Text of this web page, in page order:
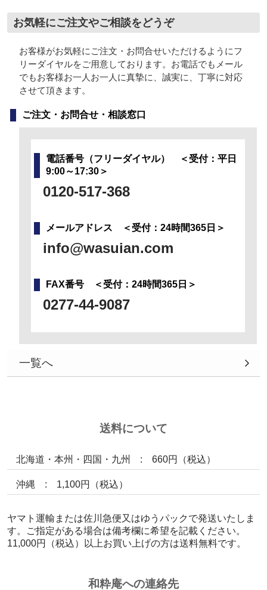
お気軽にご注文やご相談をどうぞ
お客様がお気軽にご注文・お問合せいただけるようにフ
リーダイヤルをご用意しております。お電話でもメール
でもお客様お一人お一人に真摯に、誠実に、丁寧に対応
させて頂きます。
ご注文・お問合せ・相談窓口
電話番号（フリーダイヤル） ＜受付：平日
9:00～17:30＞
0120-517-368
メールアドレス ＜受付：24時間365日＞
info@wasuian.com
FAX番号 ＜受付：24時間365日＞
0277-44-9087
一覧へ
送料について
北海道・本州・四国・九州 : 660円（税込）
沖縄 : 1,100円（税込）
ヤマト運輸または佐川急便又はゆうパックで発送いたしま
す。ご指定がある場合は備考欄に希望を記載ください。
11,000円（税込）以上お買い上げの方は送料無料です。
和粋庵への連絡先